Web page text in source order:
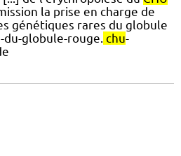
la prise en charge de
génétiques rares du globule
globule-rouge. chu-